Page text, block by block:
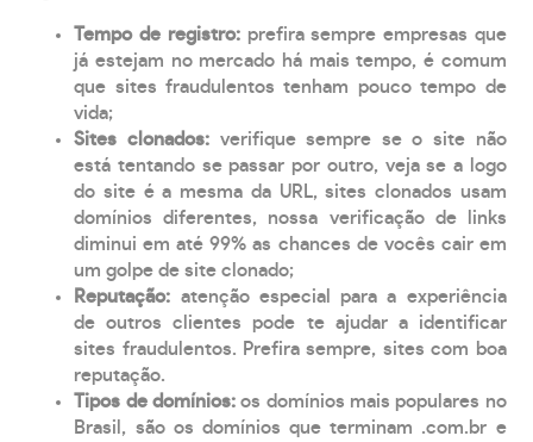
Tempo de registro: prefira sempre empresas que
já estejam no mercado há mais tempo, é comum
que sites fraudulentos tenham pouco tempo de
vida;
Sites clonados: verifique sempre se o site não
está tentando se passar por outro, veja se a logo
do site é a mesma da URL, sites clonados usam
domínios diferentes, nossa verificação de links
diminui em até 99% as chances de vocês cair em
um golpe de site clonado;
Reputação: atenção especial para a experiência
de outros clientes pode te ajudar a identificar
sites fraudulentos. Prefira sempre, sites com boa
reputação.
Tipos de domínios:os domínios mais populares no
Brasil, são os domínios que terminam .com.br e